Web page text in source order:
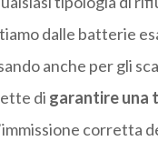
dalle batterie
anche per gli
di garantire una
corretta